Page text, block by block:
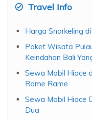
Travel Info
Harga Snorkeling
Paket Wisata
Keindahan Bali
Sewa Mobil Hiace
Rame Rame
Sewa Mobil Hiace
Dua